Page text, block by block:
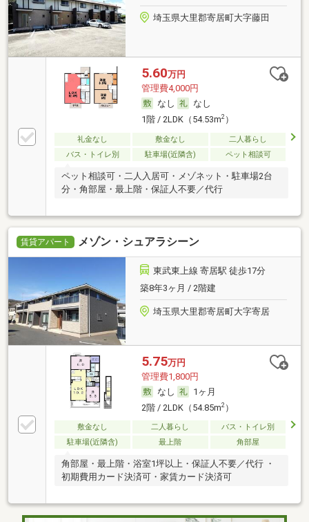
埼玉県大里郡寄居町大字藤田
5.60万円
管理費4,000円
なし
なし
1階 / 2LDK（54.53m2）
礼金なし 敷金なし
二人暮らし
バス・トイレ別
駐車場(近隣含) ペット相談可
ペット相談可・二人入居可・メゾネット・駐車場2台
分・角部屋・最上階・保証人不要／代行
賃貸アパート メゾン・シュアラシーン
東武東上線 寄居駅 徒歩17分
築8年3ヶ月 / 2階建
埼玉県大里郡寄居町大字寄居
5.75万円
管理費1,800円
なし
1ヶ月
2階 / 2LDK（54.85m2）
敷金なし 二人暮らし
バス・トイレ別
駐車場(近隣含)
最上階 角部屋
角部屋・最上階・浴室1坪以上・保証人不要／代行 ・
初期費用カード決済可・家賃カード決済可